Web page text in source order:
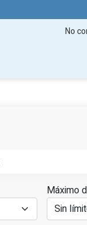
No
Máximo